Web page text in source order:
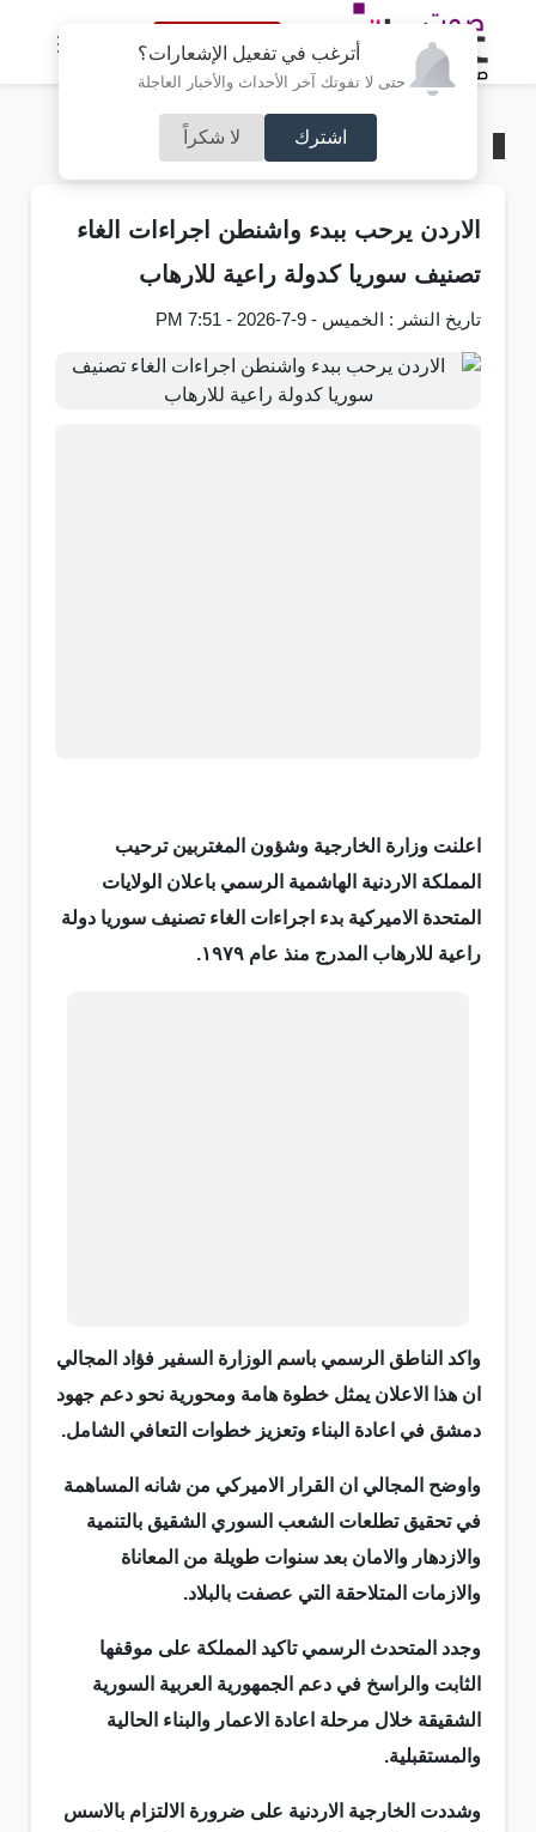
أترغب في تفعيل الإشعارات؟
حتى لا تفوتك آخر الأحداث والأخبار العاجلة
اشترك لا شكراً
النسخة الكاملة
محليات
الاردن يرحب ببدء واشنطن اجراءات الغاء
تصنيف سوريا كدولة راعية للارهاب
تاريخ النشر : الخميس - 9-7-2026 - 7:51 PM
اعلنت وزارة الخارجية وشؤون المغتربين ترحيب
المملكة الاردنية الهاشمية الرسمي باعلان الولايات
المتحدة الاميركية بدء اجراءات الغاء تصنيف سوريا دولة
راعية للارهاب المدرج منذ عام ١٩٧٩.
واكد الناطق الرسمي باسم الوزارة السفير فؤاد المجالي
ان هذا الاعلان يمثل خطوة هامة ومحورية نحو دعم جهود
دمشق في اعادة البناء وتعزيز خطوات التعافي الشامل.
واوضح المجالي ان القرار الاميركي من شانه المساهمة
في تحقيق تطلعات الشعب السوري الشقيق بالتنمية
والازدهار والامان بعد سنوات طويلة من المعاناة
والازمات المتلاحقة التي عصفت بالبلاد.
وجدد المتحدث الرسمي تاكيد المملكة على موقفها
الثابت والراسخ في دعم الجمهورية العربية السورية
الشقيقة خلال مرحلة اعادة الاعمار والبناء الحالية
والمستقبلية.
وشددت الخارجية الاردنية على ضرورة الالتزام بالاسس